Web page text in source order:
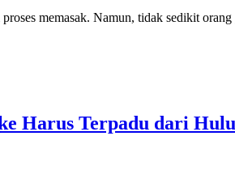
memasak. Namun, tidak sedikit
Harus Terpadu dari